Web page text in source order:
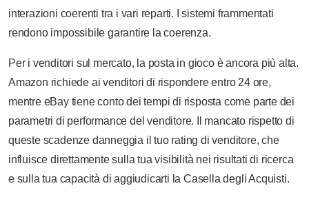
interazioni coerenti tra i vari reparti. I sistemi frammentati
rendono impossibile garantire la coerenza.
Per i venditori sul mercato, la posta in gioco è ancora più alta.
Amazon richiede ai venditori di rispondere entro 24 ore,
mentre eBay tiene conto dei tempi di risposta come parte dei
parametri di performance del venditore. Il mancato rispetto di
queste scadenze danneggia il tuo rating di venditore, che
influisce direttamente sulla tua visibilità nei risultati di ricerca
e sulla tua capacità di aggiudicarti la Casella degli Acquisti.